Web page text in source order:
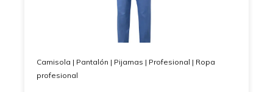
Camisola | Pantalón | Pijamas | Profesional | Ropa
profesional